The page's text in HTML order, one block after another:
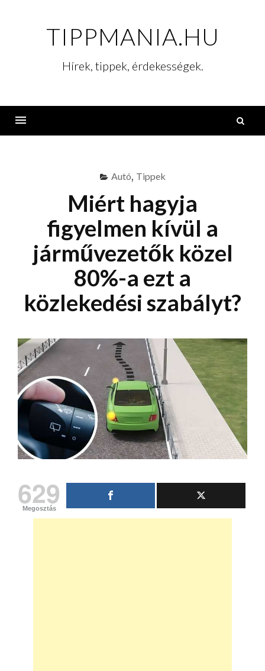
TIPPMANIA.HU
Hírek, tippek, érdekességek.
Autó, Tippek
Miért hagyja
figyelmen kívül a
járművezetők közel
80%-a ezt a
közlekedési szabályt?
629
Megosztás